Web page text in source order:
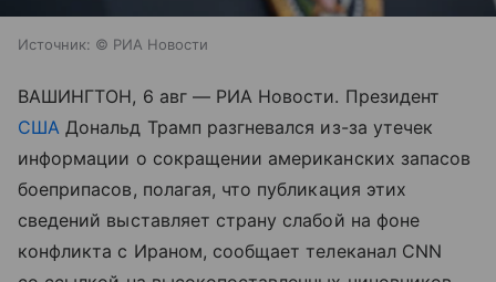
Источник: © РИА Новости
ВАШИНГТОН, 6 авг — РИА Новости. Президент
США Дональд Трамп разгневался из-за утечек
информации о сокращении американских запасов
боеприпасов, полагая, что публикация этих
сведений выставляет страну слабой на фоне
конфликта с Ираном, сообщает телеканал CNN